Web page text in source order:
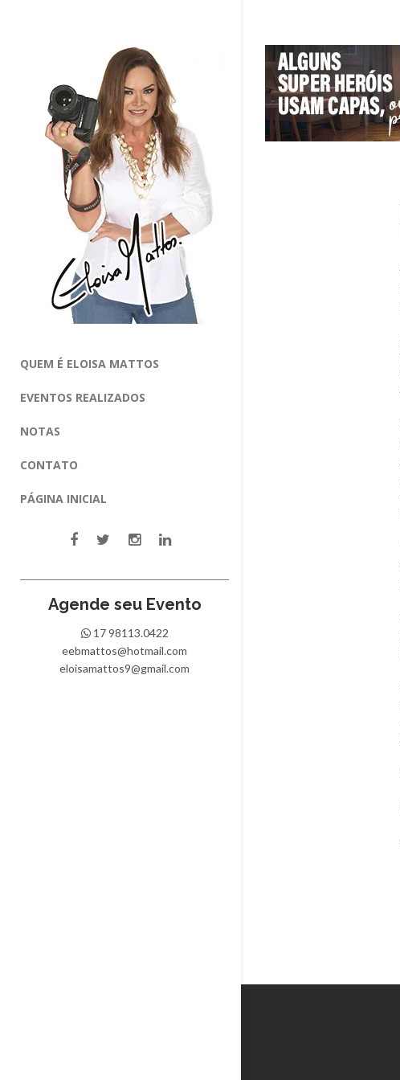
QUEM É ELOISA MATTOS
EVENTOS REALIZADOS
NOTAS
CONTATO
PÁGINA INICIAL
Agende seu Evento
17 98113.0422
eebmattos@hotmail.com
eloisamattos9@gmail.com